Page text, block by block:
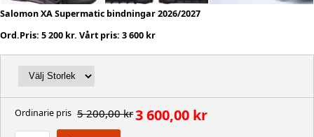
Salomon XA Supermatic bindningar 2026/2027
Ord.Pris: 5 200 kr. Vårt pris: 3 600 kr
Ordinarie pris 5 200,00 kr3 600,00 kr